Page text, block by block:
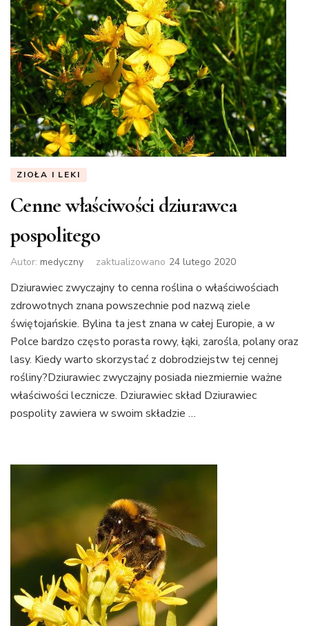
ZIOŁA I LEKI
Cenne właściwości dziurawca
pospolitego
Autor: medyczny zaktualizowano 24 lutego 2020
Dziurawiec zwyczajny to cenna roślina o właściwościach
zdrowotnych znana powszechnie pod nazwą ziele
świętojańskie. Bylina ta jest znana w całej Europie, a w
Polce bardzo często porasta rowy, łąki, zarośla, polany oraz
lasy. Kiedy warto skorzystać z dobrodziejstw tej cennej
rośliny?Dziurawiec zwyczajny posiada niezmiernie ważne
właściwości lecznicze. Dziurawiec skład Dziurawiec
pospolity zawiera w swoim składzie …